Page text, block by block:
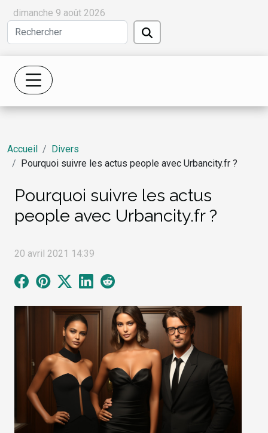
dimanche 9 août 2026
Accueil
Divers
Pourquoi suivre les actus people avec Urbancity.fr ?
Pourquoi suivre les actus
people avec Urbancity.fr ?
20 avril 2021 14:39